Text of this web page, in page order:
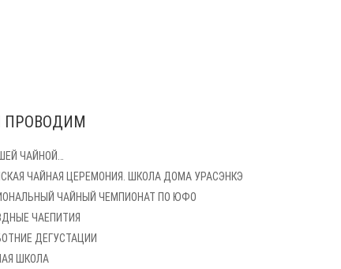
ПРОВОДИМ
ЧАЙНОЙ…
ЧАЙНАЯ ЦЕРЕМОНИЯ. ШКОЛА ДОМА УРАСЭНКЭ
ЧАЙНЫЙ ЧЕМПИОНАТ ПО ЮФО
ЧАЕПИТИЯ
ДЕГУСТАЦИИ
ШКОЛА